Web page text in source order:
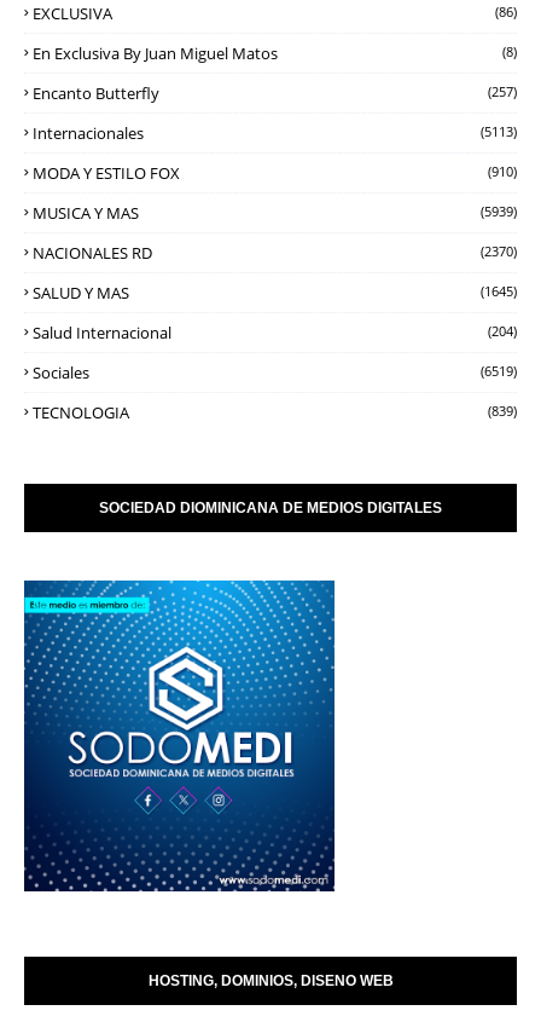
EXCLUSIVA (86)
En Exclusiva By Juan Miguel Matos (8)
Encanto Butterfly (257)
Internacionales (5113)
MODA Y ESTILO FOX (910)
MUSICA Y MAS (5939)
NACIONALES RD (2370)
SALUD Y MAS (1645)
Salud Internacional (204)
Sociales (6519)
TECNOLOGIA (839)
SOCIEDAD DIOMINICANA DE MEDIOS DIGITALES
HOSTING, DOMINIOS, DISENO WEB